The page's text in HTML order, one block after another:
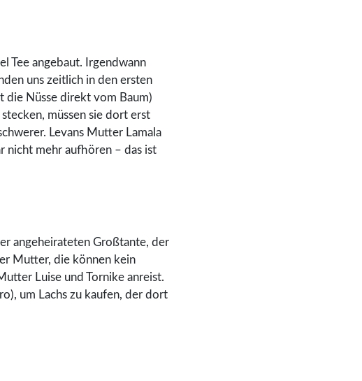
Tee angebaut. Irgendwann
uns zeitlich in den ersten
die Nüsse direkt vom Baum)
müssen sie dort erst
Levans Mutter Lamala
nicht mehr aufhören – das ist
angeheirateten Großtante, der
Mutter, die können kein
Luise und Tornike anreist.
um Lachs zu kaufen, der dort